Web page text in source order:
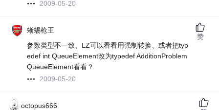
2009-05-20
蜥蜴枪王
参数类型不一致、LZ可以看看用强制转换、或者把typ
edef int QueueElement改为typedef AdditionProblem
QueueElement看看？
2009-05-20
赞
octopus666